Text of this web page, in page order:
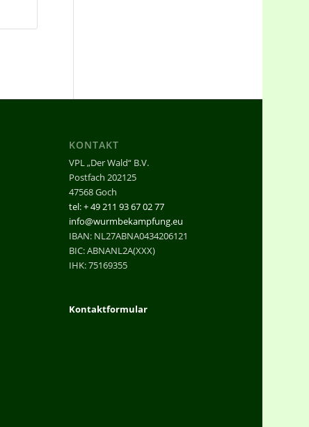
KONTAKT
VPL „Der Wald“ B.V.
Postfach 202125
47568 Goch
tel: + 49 211 93 67 02 77
info@wurmbekampfung.eu
IBAN: NL27ABNA0434206121
BIC: ABNANL2A(XXX)
IHK: 75169355
Kontaktformular